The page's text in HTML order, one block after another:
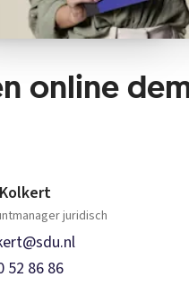
online
juridisch
52 86 86